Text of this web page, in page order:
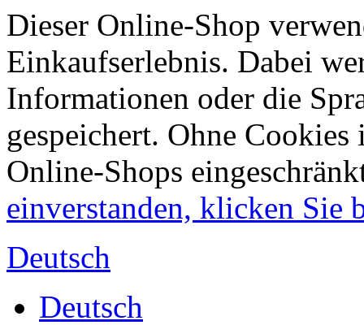
Dieser Online-Shop
Einkaufserlebnis. Dabei
Informationen oder die
gespeichert. Ohne
Online-Shops
einverstanden, klicken Sie
Deutsch
Deutsch